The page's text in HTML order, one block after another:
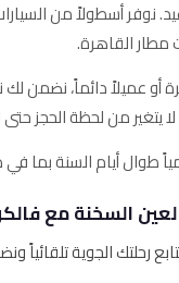
نوفر أسطولاً من
القاهرة.
أو عميلاً دائماً،
يتغير من لحظة الحجز
السخنة مع
رحلتك الجوية